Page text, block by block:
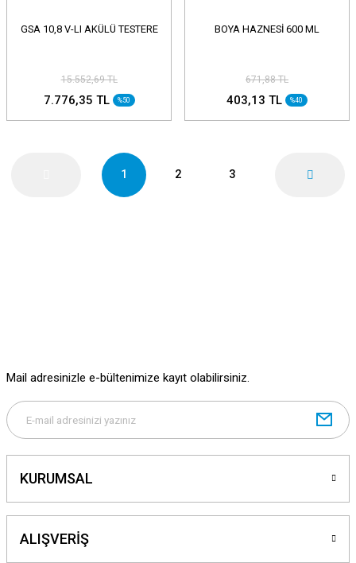
GSA 10,8 V-LI AKÜLÜ TESTERE
15.552,69 TL
7.776,35 TL %50
BOYA HAZNESİ 600 ML
671,88 TL
403,13 TL %40
1 2 3
Mail adresinizle e-bültenimize kayıt olabilirsiniz.
KURUMSAL
ALIŞVERİŞ